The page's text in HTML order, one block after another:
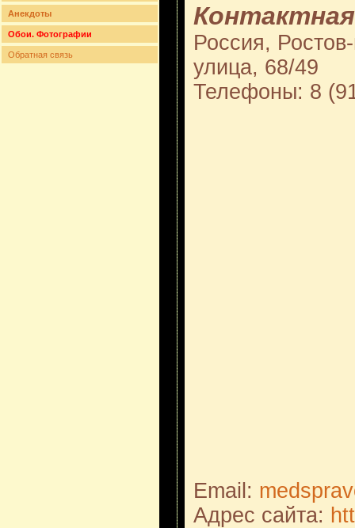
Анекдоты
Обои. Фотографии
Обратная связь
Россия,
улица, 68/49
Телефоны: 8
Email:
Адрес сайта: